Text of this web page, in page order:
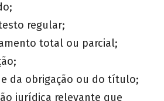
regular;
total ou parcial;
da obrigação ou do título;
jurídica relevante que